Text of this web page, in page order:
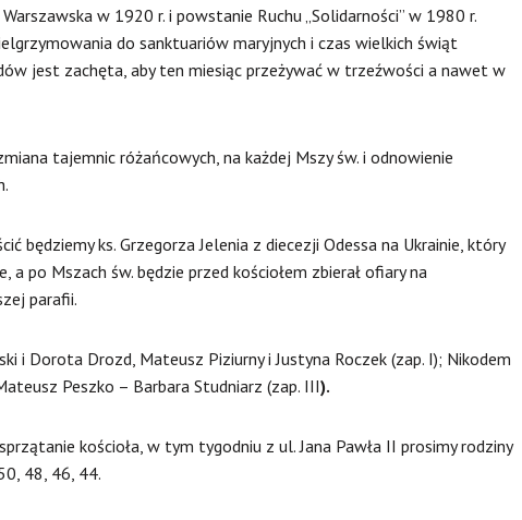
Warszawska w 1920 r. i powstanie Ruchu „Solidarności” w 1980 r.
do sanktuariów maryjnych i czas wielkich świąt
jest zachęta, aby ten miesiąc przeżywać w trzeźwości a nawet w
tajemnic różańcowych, na każdej Mszy św. i odnowienie
będziemy ks. Grzegorza Jelenia z diecezji Odessa na Ukrainie, który
a po Mszach św. będzie przed kościołem zbierał ofiary na
parafii.
i Dorota Drozd, Mateusz Piziurny i Justyna Roczek (zap. I); Nikodem
Peszko – Barbara Studniarz (zap. III).
kościoła, w tym tygodniu z ul. Jana Pawła II prosimy rodziny
48, 46, 44.